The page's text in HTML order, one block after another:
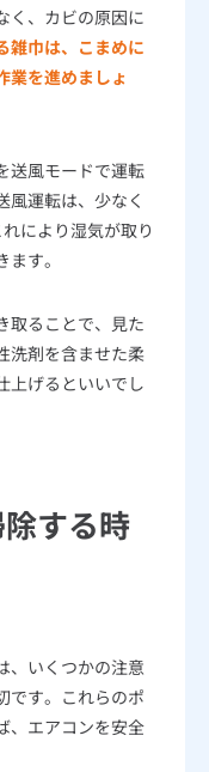
く、カビの原因に
雑巾は、こまめに
業を進めましょ
送風モードで運転
風運転は、少なく
により湿気が取り
す。
取ることで、見た
洗剤を含ませた柔
上げるといいでし
する時
、いくつかの注意
です。これらのポ
、エアコンを安全